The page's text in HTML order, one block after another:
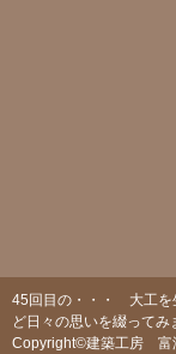
45回目の・・・ 大工を
ど日々の思いを綴ってみ
Copyright©建築工房 富